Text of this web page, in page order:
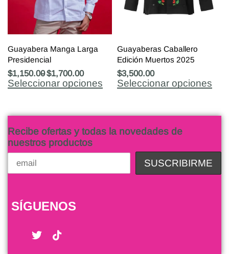
Guayabera Manga Larga
Presidencial
$1,150.00$1,700.00
Seleccionar opciones
Guayaberas Caballero
Edición Muertos 2025
$3,500.00
Seleccionar opciones
Recibe ofertas y todas la novedades de
nuestros productos
SÍGUENOS